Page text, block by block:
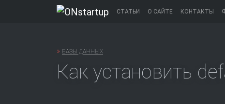
СТАТЬИ О САЙТЕ КОНТАКТЫ
» БАЗЫ ДАННЫХ
Как установить